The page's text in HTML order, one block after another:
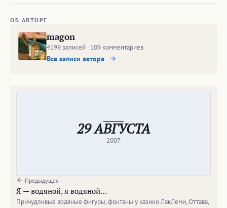
ОБ АВТОРЕ
magon
4199 записей · 109 комментариев
Все записи автора
29 АВГУСТА
2007
Предыдущая
Я — водяной, я водяной…
Причудливые водяные фигуры, фонтаны у казино ЛакЛеми, Оттава,